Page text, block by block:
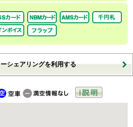
シェアリングを利用する